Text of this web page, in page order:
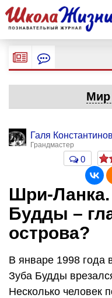
Мир
Галя
Грандмастер
0
Шри-
Будды –
острова?
В январе 1998 года
Зуба Будды
Несколько человек